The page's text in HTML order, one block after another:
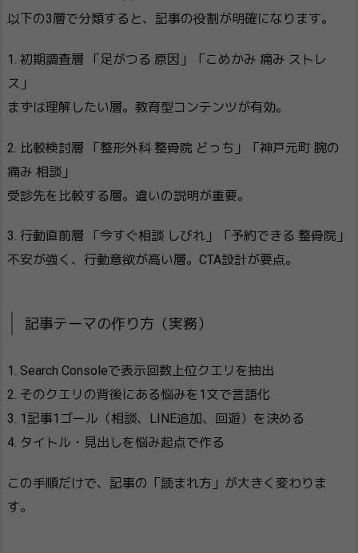
以下の3層で分類すると、記事の役割が明確になります。
1. 初期調査層 「足がつる 原因」「こめかみ 痛み ストレ
ス」
まずは理解したい層。教育型コンテンツが有効。
2. 比較検討層 「整形外科 整骨院 どっち」「神戸元町 腕の
痛み 相談」
受診先を比較する層。違いの説明が重要。
3. 行動直前層 「今すぐ相談 しびれ」「予約できる 整骨院」
不安が強く、行動意欲が高い層。CTA設計が要点。
記事テーマの作り方（実務）
1. Search Consoleで表示回数上位クエリを抽出
2. そのクエリの背後にある悩みを1文で言語化
3. 1記事1ゴール（相談、LINE追加、回遊）を決める
4. タイトル・見出しを悩み起点で作る
この手順だけで、記事の「読まれ方」が大きく変わりま
す。